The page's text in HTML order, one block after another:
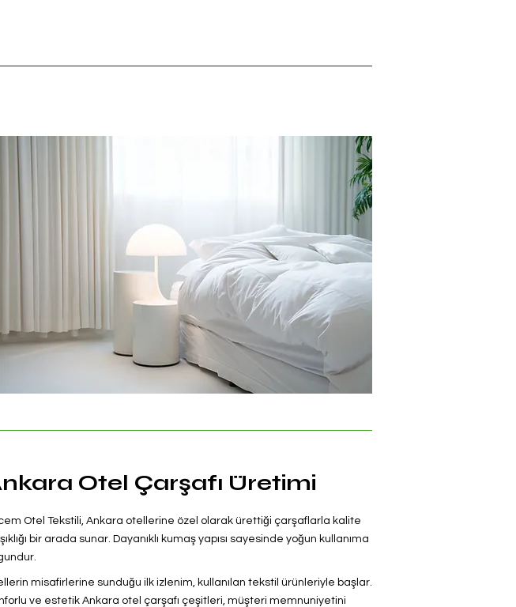
Otel Çarşafı Üretimi
Otel Tekstili, Ankara otellerine özel olarak ürettiği çarşaflarla kalite
bir arada sunar. Dayanıklı kumaş yapısı sayesinde yoğun kullanıma
misafirlerine sunduğu ilk izlenim, kullanılan tekstil ürünleriyle başlar.
ve estetik Ankara otel çarşafı çeşitleri, müşteri memnuniyetini